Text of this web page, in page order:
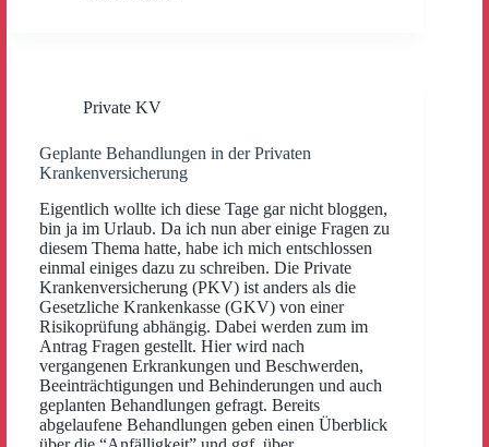
Private KV
Geplante Behandlungen in der Privaten
Krankenversicherung
Eigentlich wollte ich diese Tage gar nicht bloggen,
bin ja im Urlaub. Da ich nun aber einige Fragen zu
diesem Thema hatte, habe ich mich entschlossen
einmal einiges dazu zu schreiben. Die Private
Krankenversicherung (PKV) ist anders als die
Gesetzliche Krankenkasse (GKV) von einer
Risikoprüfung abhängig. Dabei werden zum im
Antrag Fragen gestellt. Hier wird nach
vergangenen Erkrankungen und Beschwerden,
Beeinträchtigungen und Behinderungen und auch
geplanten Behandlungen gefragt. Bereits
abgelaufene Behandlungen geben einen Überblick